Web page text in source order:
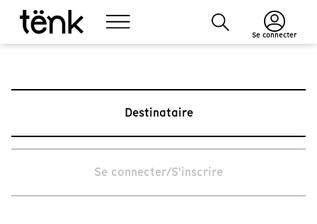
Se connecter
Destinataire
Se connecter/S'inscrire